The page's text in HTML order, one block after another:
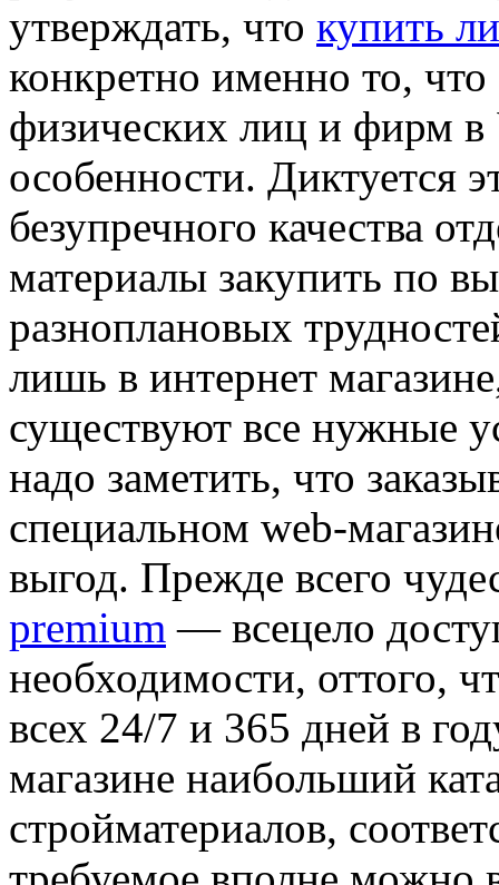
утверждать, что купить
конкретно именно то, что
физических лиц и фирм
особенности. Диктуется
безупречного качества
материалы закупить по
разноплановых
лишь в интернет
существуют все нужные
надо заметить, что
специальном web-
выгод. Прежде всего
premium — всецело
необходимости, оттого,
всех 24/7 и 365 дней в
магазине наибольший
стройматериалов,